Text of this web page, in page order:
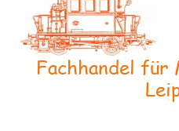
Fachhandel für